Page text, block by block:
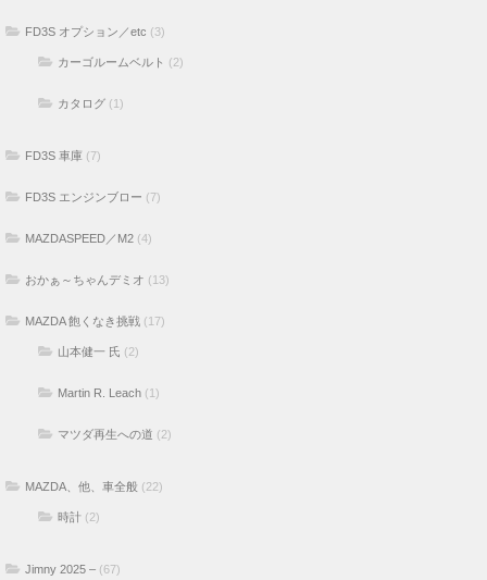
FD3S オプション／etc (3)
カーゴルームベルト (2)
カタログ (1)
FD3S 車庫 (7)
FD3S エンジンブロー (7)
MAZDASPEED／M2 (4)
おかぁ～ちゃんデミオ (13)
MAZDA 飽くなき挑戦 (17)
山本健一 氏 (2)
Martin R. Leach (1)
マツダ再生への道 (2)
MAZDA、他、車全般 (22)
時計 (2)
Jimny 2025 – (67)